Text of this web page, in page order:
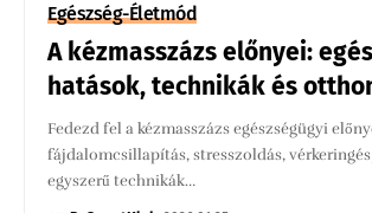
Egészség-Életmód
A kézmasszázs előnyei:
hatások, technikák és
Fedezd fel a kézmasszázs egészségügyi
fájdalomcsillapítás, stresszoldás,
egyszerű technikák…